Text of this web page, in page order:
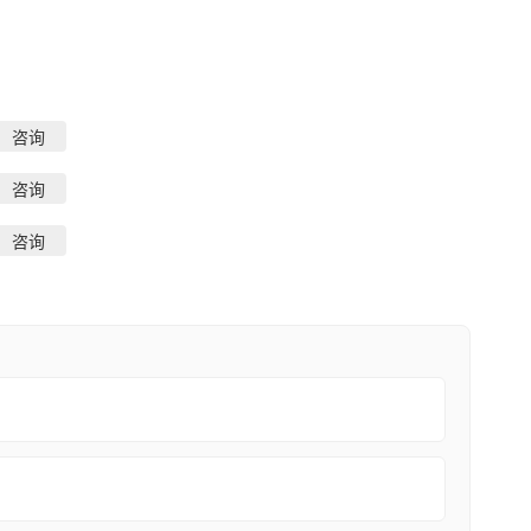
咨询
咨询
咨询